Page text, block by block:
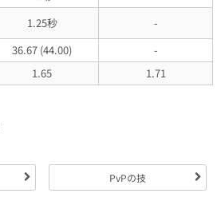
1.25秒
-
36.67 (44.00)
-
1.65 1.71
PvPの技